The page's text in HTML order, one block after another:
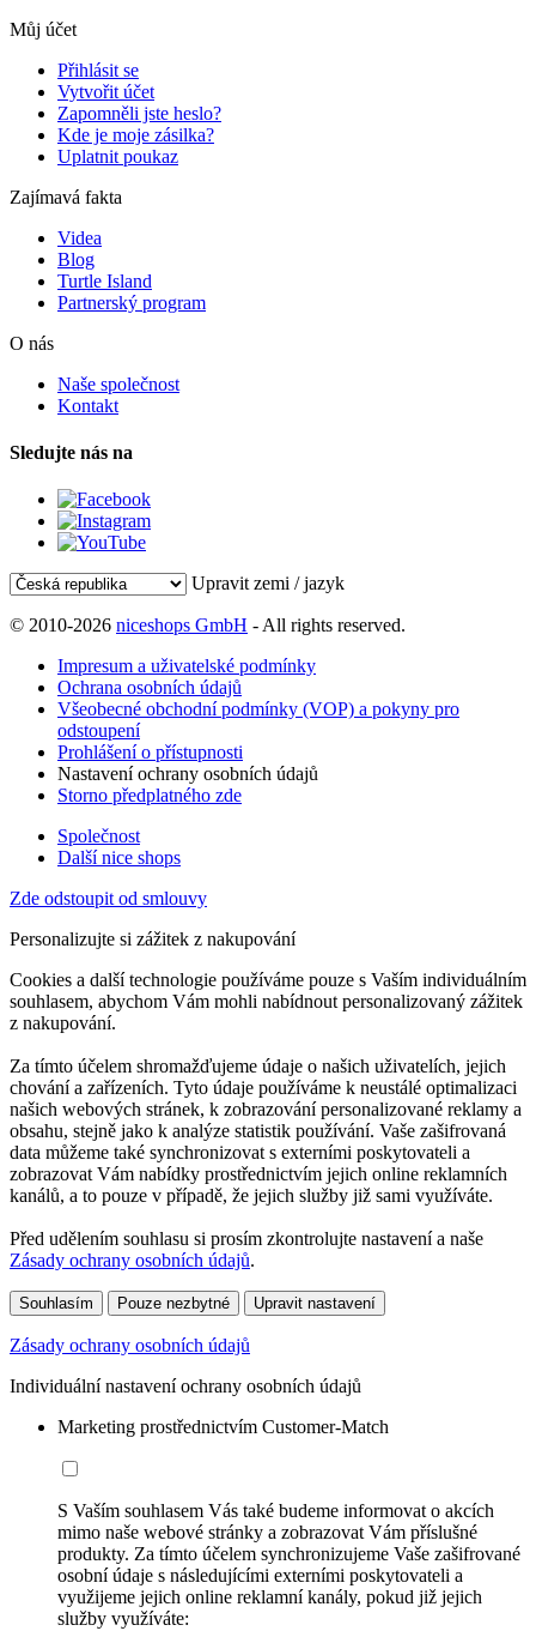
Můj účet
Přihlásit se
Vytvořit účet
Zapomněli jste heslo?
Kde je moje zásilka?
Uplatnit poukaz
Zajímavá fakta
Videa
Blog
Turtle Island
Partnerský program
O nás
Naše společnost
Kontakt
Sledujte nás na
Upravit zemi / jazyk
© 2010-2026 niceshops GmbH - All rights reserved.
Impresum a uživatelské podmínky
Ochrana osobních údajů
Všeobecné obchodní podmínky (VOP) a pokyny pro
odstoupení
Prohlášení o přístupnosti
Nastavení ochrany osobních údajů
Storno předplatného zde
Společnost
Další nice shops
Zde odstoupit od smlouvy
Personalizujte si zážitek z nakupování
Cookies a další technologie používáme pouze s Vaším individuálním
souhlasem, abychom Vám mohli nabídnout personalizovaný zážitek
z nakupování.
Za tímto účelem shromažďujeme údaje o našich uživatelích, jejich
chování a zařízeních. Tyto údaje používáme k neustálé optimalizaci
našich webových stránek, k zobrazování personalizované reklamy a
obsahu, stejně jako k analýze statistik používání. Vaše zašifrovaná
data můžeme také synchronizovat s externími poskytovateli a
zobrazovat Vám nabídky prostřednictvím jejich online reklamních
kanálů, a to pouze v případě, že jejich služby již sami využíváte.
Před udělením souhlasu si prosím zkontrolujte nastavení a naše
Zásady ochrany osobních údajů.
Souhlasím Pouze nezbytné Upravit nastavení
Zásady ochrany osobních údajů
Individuální nastavení ochrany osobních údajů
Marketing prostřednictvím Customer-Match
S Vaším souhlasem Vás také budeme informovat o akcích
mimo naše webové stránky a zobrazovat Vám příslušné
produkty. Za tímto účelem synchronizujeme Vaše zašifrované
osobní údaje s následujícími externími poskytovateli a
využijeme jejich online reklamní kanály, pokud již jejich
služby využíváte: